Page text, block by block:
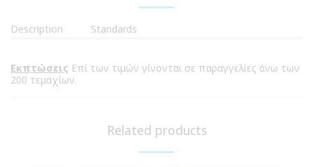
Description Standards
Eκπτώσεις Επί των τιμών γίνονται σε παραγγελίες άνω των
200 τεμαχίων.
Related products